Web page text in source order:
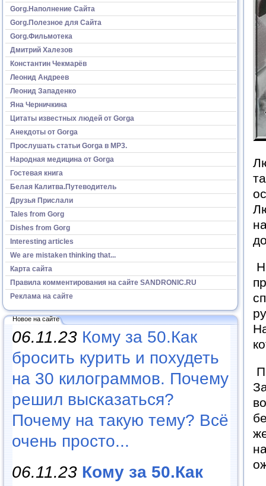
Gorg.Наполнение Сайта
Gorg.Полезное для Сайта
Gorg.Фильмотека
Дмитрий Халезов
Константин Чекмарёв
Леонид Андреев
Леонид Западенко
Яна Черничкина
Цитаты известных людей от Gorga
Анекдоты от Gorga
Прослушать статьи Gorga в МР3.
Народная медицина от Gorga
Гостевая книга
Белая Калитва.Путеводитель
Друзья Прислали
Tales from Gorg
Dishes from Gorg
Interesting articles
We are mistaken thinking that...
Карта сайта
Правила комментирования на сайте SANDRONIC.RU
Реклама на сайте
Новое на сайте
06.11.23 Кому за 50.Как
бросить курить и похудеть
на 30 килограммов. Почему
решил высказаться?
Почему на такую тему? Всё
очень просто...
06.11.23 Кому за 50.Как